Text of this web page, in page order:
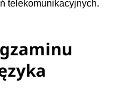
telekomunikacyjnych.